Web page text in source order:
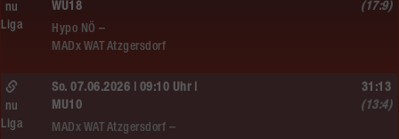
WU18
Hypo NÖ –
MADx WAT Atzgersdorf
nu
Liga
(17:9)
So. 07.06.2026 | 09:10 Uhr |
MU10
MADx WAT Atzgersdorf –
nu
Liga
31:13
(13:4)